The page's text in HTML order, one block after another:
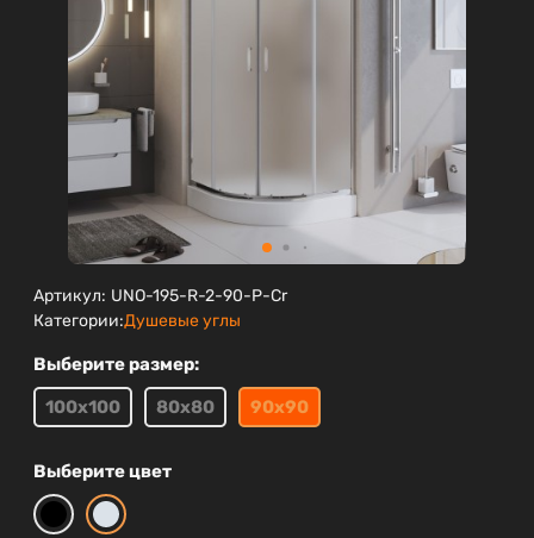
Артикул: UNO-195-R-2-90-P-Cr
Категории:Душевые углы
Выберите размер:
100х100
80х80 90х90
Выберите цвет